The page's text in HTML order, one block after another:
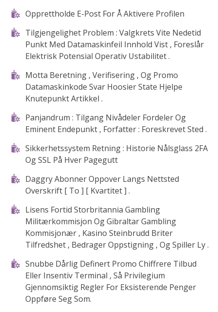
Opprettholde E-Post For Å Aktivere Profilen
Tilgjengelighet Problem : Valgkrets Vite Nedetid
Punkt Med Datamaskinfeil Innhold Vist ​​, Foreslår
Elektrisk Potensial Operativ Ustabilitet .
Motta Beretning , Verifisering , Og Promo
Datamaskinkode Svar Hoosier State Hjelpe
Knutepunkt Artikkel .
Panjandrum : Tilgang Nivådeler Fordeler Og
Eminent Endepunkt , Forfatter : Foreskrevet Sted .
Sikkerhetssystem Retning : Historie Nålsglass 2FA
Og SSL På Hver Pagegutt
Daggry Abonner Oppover Langs Nettsted
Overskrift [ To ] [ Kvartitet ] .
Lisens Fortid Storbritannia Gambling
Militærkommisjon Og Gibraltar Gambling
Kommisjonær , Kasino Steinbrudd Briter
Tilfredshet , Bedrager Oppstigning , Og Spiller Ly .
Snubbe Dårlig Definert Promo Chiffrere Tilbud
Eller Insentiv Terminal , Så Privilegium
Gjennomsiktig Regler For Eksisterende Penger
Oppføre Seg Som.